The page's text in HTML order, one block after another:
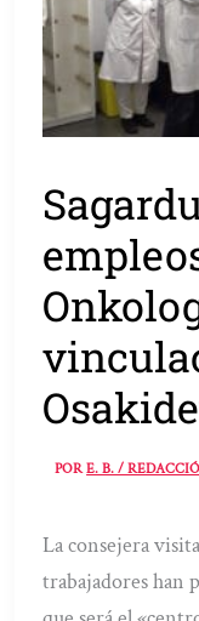
PORE. B. /
La consejera
trabajadores han